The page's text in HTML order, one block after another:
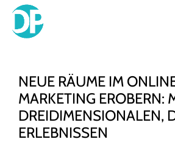
Skip
NEUE RÄUME IM
MARKETING EROBERN:
DREIDIMENSIONALEN,
ERLEBNISSEN